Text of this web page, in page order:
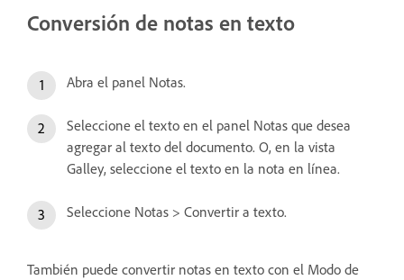
Conversión de notas en texto
Abra el panel Notas.
Seleccione el texto en el panel Notas que desea
agregar al texto del documento. O, en la vista
Galley, seleccione el texto en la nota en línea.
Seleccione Notas > Convertir a texto.
También puede convertir notas en texto con el Modo de